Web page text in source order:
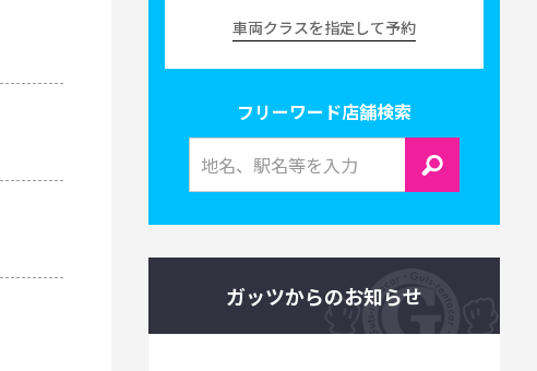
車両クラスを指定して予約
フリーワード店舗検索
ガッツからのお知らせ